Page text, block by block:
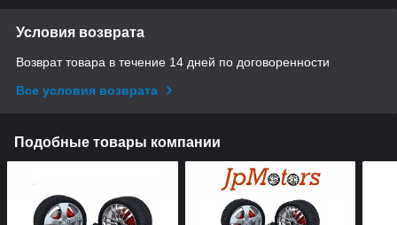
Условия возврата
Возврат товара в течение 14 дней по договоренности
Все условия возврата
Подобные товары компании